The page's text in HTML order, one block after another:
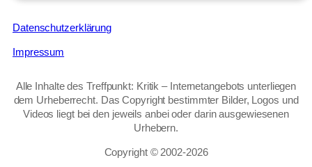
Datenschutzerklärung
Impressum
Alle Inhalte des Treffpunkt: Kritik – Internetangebots unterliegen
dem Urheberrecht. Das Copyright bestimmter Bilder, Logos und
Videos liegt bei den jeweils anbei oder darin ausgewiesenen
Urhebern.
Copyright © 2002‑2026